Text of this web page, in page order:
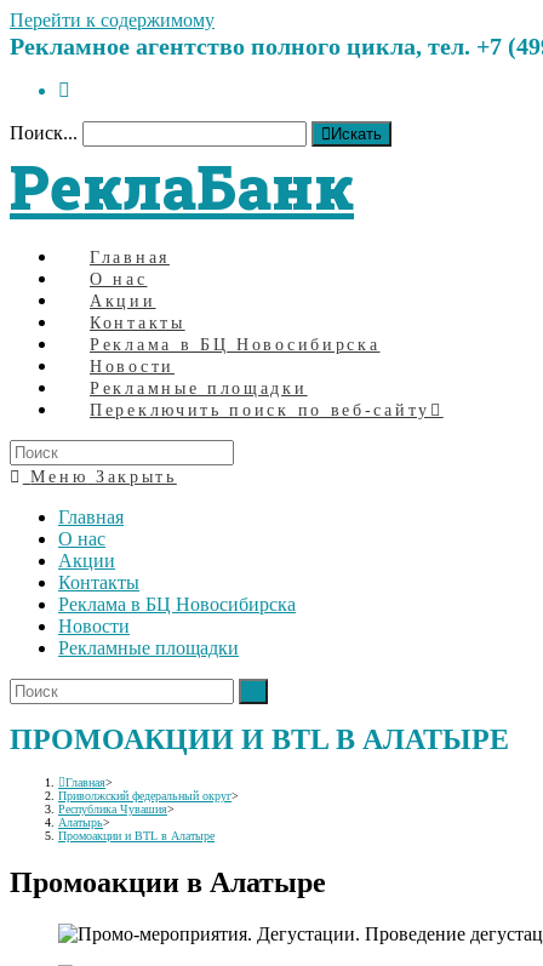
Перейти к содержимому
Рекламное агентство полного цикла, тел. +7
Поиск... Искать
РеклаБанк
Главная
О нас
Акции
Контакты
Реклама в БЦ Новосибирска
Новости
Рекламные площадки
Переключить поиск по веб-сайту
Меню Закрыть
Главная
О нас
Акции
Контакты
Реклама в БЦ Новосибирска
Новости
Рекламные площадки
ПРОМОАКЦИИ И BTL В АЛАТЫРЕ
Главная>
Приволжский федеральный округ>
Республика Чувашия>
Алатырь>
Промоакции и BTL в Алатыре
Промоакции в Алатыре